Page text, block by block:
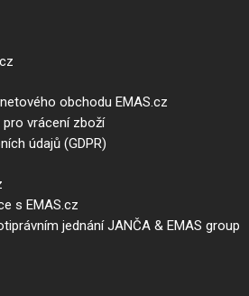
obchodu EMAS.cz
vrácení zboží
údajů (GDPR)
s EMAS.cz
jednání JANČA & EMAS group